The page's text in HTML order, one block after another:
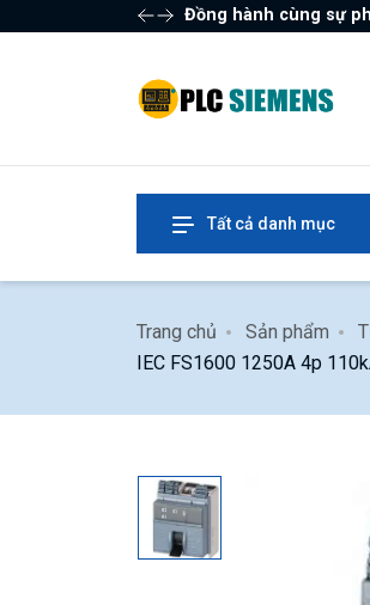
Đồng hành cùng sự
Tất cả danh mục
Trang chủ Sản phẩm
IEC FS1600 1250A 4p